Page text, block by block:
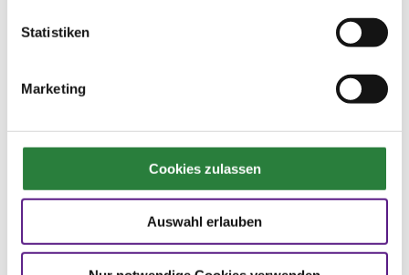
Statistiken
Marketing
Cookies zulassen
Auswahl erlauben
Preisgeld
300,00 €
2 3 4 LP
(v)
04.06.2026
6. Dressurprfg. Kl.L* - Tr. DRE